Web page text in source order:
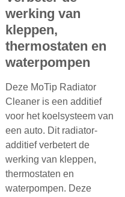
werking van
kleppen,
thermostaten en
waterpompen
Deze MoTip Radiator
Cleaner is een additief
voor het koelsysteem van
een auto. Dit radiator-
additief verbetert de
werking van kleppen,
thermostaten en
waterpompen. Deze